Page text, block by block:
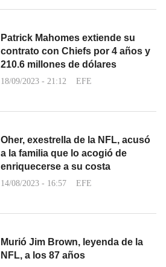
Patrick Mahomes extiende su
contrato con Chiefs por 4 años y
210.6 millones de dólares
18/09/2023 - 21:12 EFE
Oher, exestrella de la NFL, acusó
a la familia que lo acogió de
enriquecerse a su costa
14/08/2023 - 16:57 EFE
Murió Jim Brown, leyenda de la
NFL, a los 87 años